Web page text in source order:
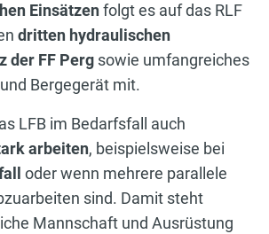
Einsätzenfolgt es auf das RLF
dritten hydraulischen
der FF Perg sowie umfangreiches
Bergegerät mit.
LFB im Bedarfsfall auch
arbeiten, beispielsweise bei
oder wenn mehrere parallele
sind. Damit steht
Mannschaft und Ausrüstung